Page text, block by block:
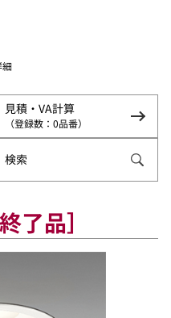
細
見積・VA計算
（登録数： 0品番）
検索
了品］